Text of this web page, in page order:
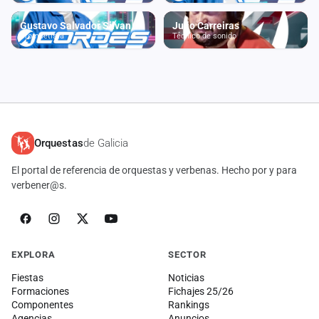
Gustavo Salvador Silvan Márquez
Trompetista
Julio Carreiras
Técnico de sonido
Orquestasde Galicia
El portal de referencia de orquestas y verbenas. Hecho por y para
verbener@s.
EXPLORA
Fiestas
Formaciones
Componentes
SECTOR
Noticias
Fichajes 25/26
Rankings
cuenta
Administración